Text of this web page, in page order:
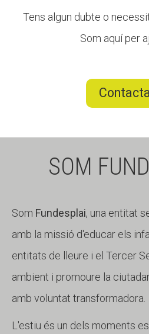
Tens algun dubte o
Som aquí per
SOM
Som Fundesplai, una entitat
amb la missió d'educar els
entitats de lleure i el Tercer
ambient i promoure la
amb voluntat transformadora.
L'estiu és un dels moments